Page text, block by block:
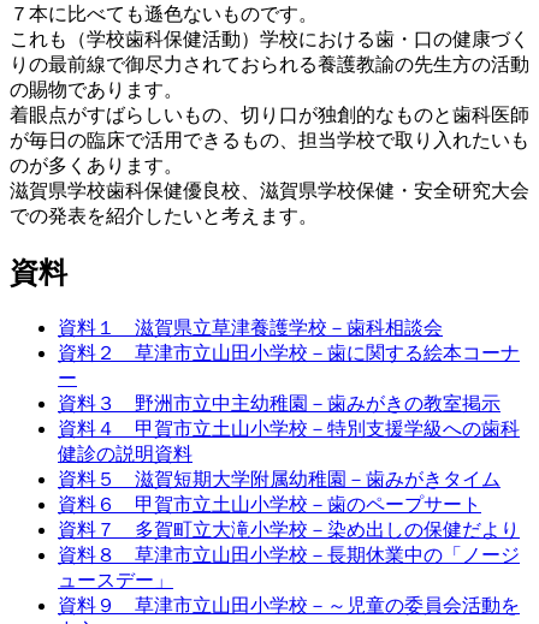
７本に比べても遜色ないものです。
これも（学校歯科保健活動）学校における歯・口の健康づく
りの最前線で御尽力されておられる養護教諭の先生方の活動
の賜物であります。
着眼点がすばらしいもの、切り口が独創的なものと歯科医師
が毎日の臨床で活用できるもの、担当学校で取り入れたいも
のが多くあります。
滋賀県学校歯科保健優良校、滋賀県学校保健・安全研究大会
での発表を紹介したいと考えます。
資料
資料１ 滋賀県立草津養護学校－歯科相談会
資料２ 草津市立山田小学校－歯に関する絵本コーナ
ー
資料３ 野洲市立中主幼稚園－歯みがきの教室掲示
資料４ 甲賀市立土山小学校－特別支援学級への歯科
健診の説明資料
資料５ 滋賀短期大学附属幼稚園－歯みがきタイム
資料６ 甲賀市立土山小学校－歯のペープサート
資料７ 多賀町立大滝小学校－染め出しの保健だより
資料８ 草津市立山田小学校－長期休業中の「ノージ
ュースデー」
資料９ 草津市立山田小学校－～児童の委員会活動を